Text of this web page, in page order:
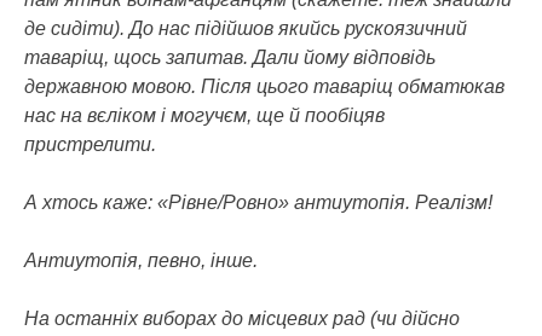
де сидіти). До нас підійшов якийсь рускоязичний
таваріщ, щось запитав. Дали йому відповідь
державною мовою. Після цього таваріщ обматюкав
нас на вєліком і могучєм, ще й пообіцяв
пристрелити.
А хтось каже: «Рівне/Ровно» антиутопія. Реалізм!
Антиутопія, певно, інше.
На останніх виборах до місцевих рад (чи дійсно